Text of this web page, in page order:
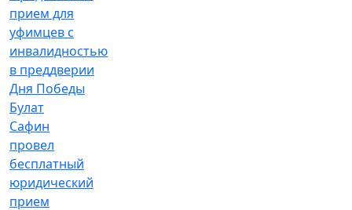
Булат
Сафин
провел
бесплатный
юридический
прием